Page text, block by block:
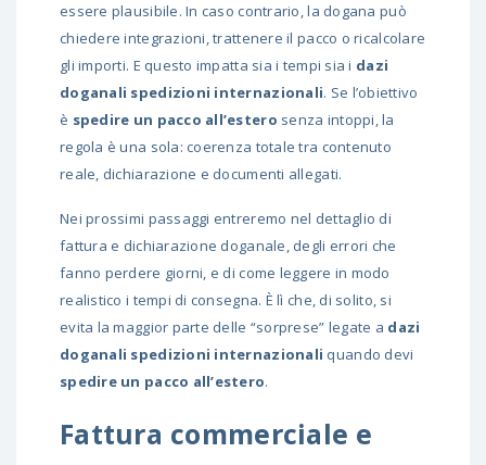
essere plausibile. In caso contrario, la dogana può
chiedere integrazioni, trattenere il pacco o ricalcolare
gli importi. E questo impatta sia i tempi sia i dazi
doganali spedizioni internazionali. Se l’obiettivo
è spedire un pacco all’estero senza intoppi, la
regola è una sola: coerenza totale tra contenuto
reale, dichiarazione e documenti allegati.
Nei prossimi passaggi entreremo nel dettaglio di
fattura e dichiarazione doganale, degli errori che
fanno perdere giorni, e di come leggere in modo
realistico i tempi di consegna. È lì che, di solito, si
evita la maggior parte delle “sorprese” legate a dazi
doganali spedizioni internazionali quando devi
spedire un pacco all’estero.
Fattura commerciale e